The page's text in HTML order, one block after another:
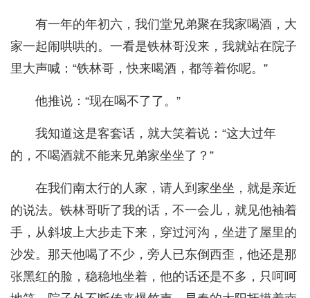
有一年的年初六，我们堂兄弟聚在我家喝酒，大
家一起闹哄哄的。一看是铁林哥没来，我就站在院子
里大声喊：“铁林哥，快来喝酒，都等着你呢。”
他推说：“现在喝不了了。”
我知道这是客套话，就大笑着说：“这大过年
的，不喝酒就不能来兄弟家坐坐了？”
在我们南太行的人家，请人到家坐坐，就是亲近
的说法。铁林哥听了我的话，不一会儿，就见他袖着
手，从斜坡上大步走下来，穿过河沟，坐进了屋里的
沙发。那天他喝了不少，旁人已东倒西歪，他还是那
张黑红的脸，稳稳地坐着，他的话还是不多，只呵呵